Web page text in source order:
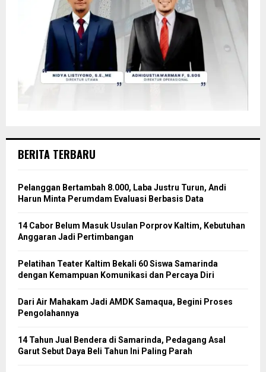
BERITA TERBARU
Pelanggan Bertambah 8.000, Laba Justru Turun, Andi
Harun Minta Perumdam Evaluasi Berbasis Data
14 Cabor Belum Masuk Usulan Porprov Kaltim, Kebutuhan
Anggaran Jadi Pertimbangan
Pelatihan Teater Kaltim Bekali 60 Siswa Samarinda
dengan Kemampuan Komunikasi dan Percaya Diri
Dari Air Mahakam Jadi AMDK Samaqua, Begini Proses
Pengolahannya
14 Tahun Jual Bendera di Samarinda, Pedagang Asal
Garut Sebut Daya Beli Tahun Ini Paling Parah